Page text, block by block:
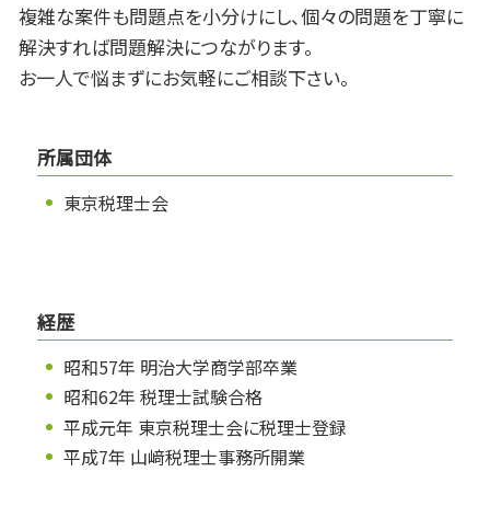
複雑な案件も問題点を小分けにし、個々の問題を丁寧に
解決すれば問題解決につながります。
お一人で悩まずにお気軽にご相談下さい。
所属団体
東京税理士会
経歴
昭和57年 明治大学商学部卒業
昭和62年 税理士試験合格
平成元年 東京税理士会に税理士登録
平成7年 山﨑税理士事務所開業